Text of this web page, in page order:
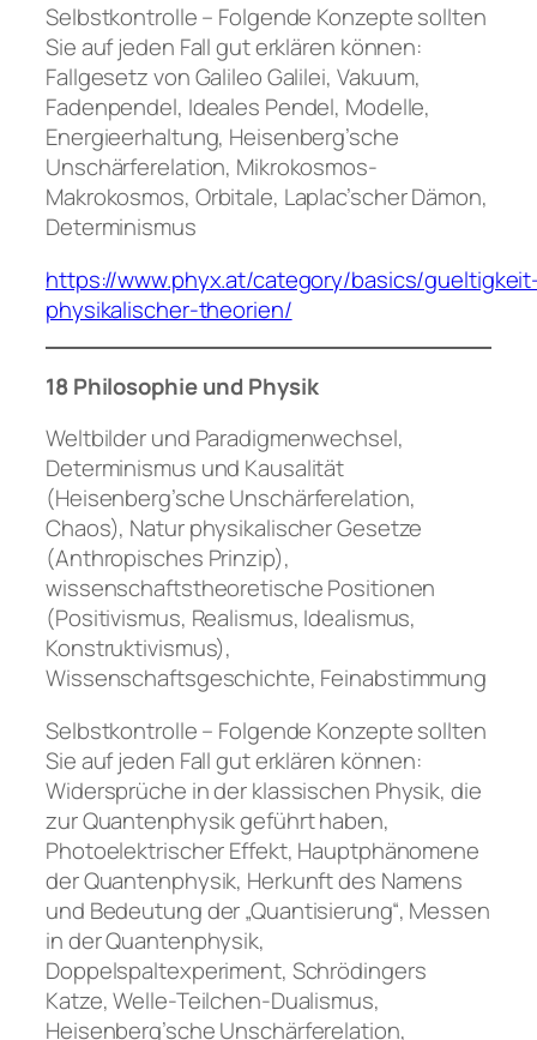
Selbstkontrolle – Folgende Konzepte sollten
Sie auf jeden Fall gut erklären können:
Fallgesetz von Galileo Galilei, Vakuum,
Fadenpendel, Ideales Pendel, Modelle,
Energieerhaltung, Heisenberg’sche
Unschärferelation, Mikrokosmos-
Makrokosmos, Orbitale, Laplac’scher Dämon,
Determinismus
https://www.phyx.at/category/basics/
physikalischer-theorien/
18 Philosophie und Physik
Weltbilder und Paradigmenwechsel,
Determinismus und Kausalität
(Heisenberg’sche Unschärferelation,
Chaos), Natur physikalischer Gesetze
(Anthropisches Prinzip),
wissenschaftstheoretische Positionen
(Positivismus, Realismus, Idealismus,
Konstruktivismus),
Wissenschaftsgeschichte, Feinabstimmung
Selbstkontrolle – Folgende Konzepte sollten
Sie auf jeden Fall gut erklären können:
Widersprüche in der klassischen Physik, die
zur Quantenphysik geführt haben,
Photoelektrischer Effekt, Hauptphänomene
der Quantenphysik, Herkunft des Namens
und Bedeutung der „Quantisierung“, Messen
in der Quantenphysik,
Doppelspaltexperiment, Schrödingers
Katze, Welle-Teilchen-Dualismus,
Heisenberg’sche Unschärferelation,